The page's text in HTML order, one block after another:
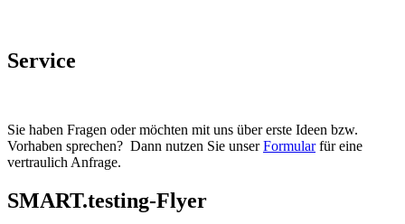
Service
Sie haben Fragen oder möchten mit uns über erste Ideen bzw.
Vorhaben sprechen? Dann nutzen Sie unserFormularfür eine
vertraulich Anfrage.
SMART.testing-Flyer